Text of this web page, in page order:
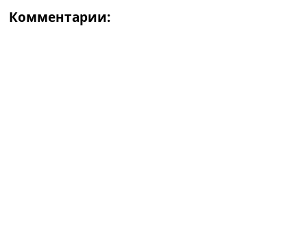
Комментарии: